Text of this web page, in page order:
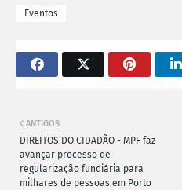
Eventos
ANTIGOS
DIREITOS DO CIDADÃO - MPF faz
avançar processo de
regularização fundiária para
milhares de pessoas em Porto